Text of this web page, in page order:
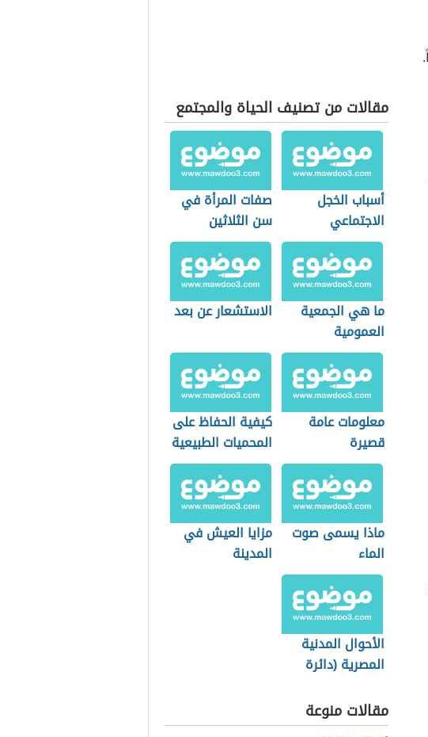
مقالات من تصنيف الحياة والمجتمع
أسباب الخجل
الاجتماعي
صفات المرأة في
سن الثلاثين
ما هي الجمعية
العمومية
الاستشعار عن بعد
معلومات عامة
قصيرة
كيفية الحفاظ على
المحميات الطبيعية
ماذا يسمى صوت
الماء
مزايا العيش في
المدينة
الأحوال المدنية
المصرية (دائرة
مقالات منوعة